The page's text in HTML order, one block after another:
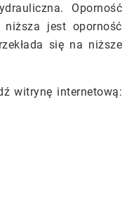
Oporność
niższa jest oporność
się na niższe
witrynę internetową: